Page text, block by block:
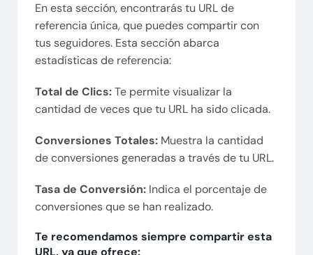
En esta sección, encontrarás tu URL de
referencia única, que puedes compartir con
tus seguidores. Esta sección abarca
estadísticas de referencia:
Total de Clics:Te permite visualizar la
cantidad de veces que tu URL ha sido clicada.
Conversiones Totales: Muestra la cantidad
de conversiones generadas a través de tu URL.
Tasa de Conversión: Indica el porcentaje de
conversiones que se han realizado.
Te recomendamos siempre compartir esta
URL, ya que ofrece: